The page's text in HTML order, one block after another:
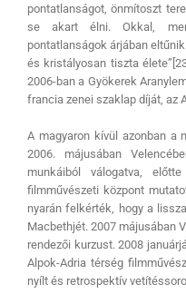
pontatlanságot, önmítoszt
se akart élni. Okkal,
pontatlanságok árjában
és kristályosan tiszta
2006-ban a Gyökerek
francia zenei szaklap díját, az
A magyaron kívül azonban a
2006. májusában
munkáiból válogatva,
filmművészeti központ
nyarán felkérték, hogy a
Macbethjét. 2007 májusában
rendezői kurzust. 2008
Alpok-Adria térség
nyílt és retrospektív